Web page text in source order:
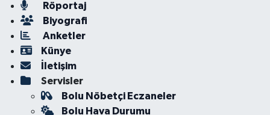
Röportaj
Biyografi
Anketler
Künye
İletişim
Servisler
Bolu Nöbetçi Eczaneler
Bolu Hava Durumu